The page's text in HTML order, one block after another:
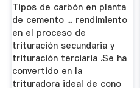
Tipos de carbón en planta
de cemento ... rendimiento
en el proceso de
trituración secundaria y
trituración terciaria .Se ha
convertido en la
trituradora ideal de cono